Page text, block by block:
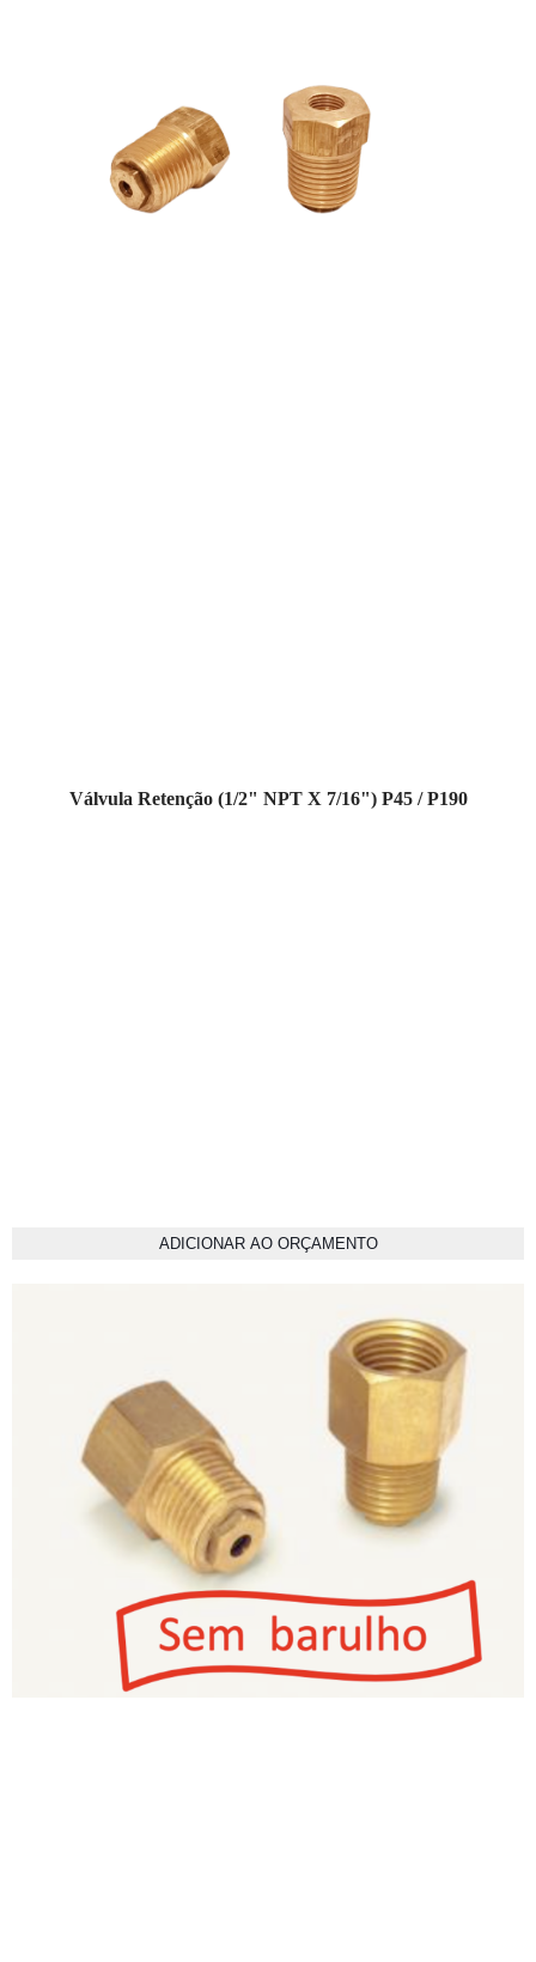
Válvula Retenção (1/2" NPT X 7/16") P45 / P190
ADICIONAR AO ORÇAMENTO